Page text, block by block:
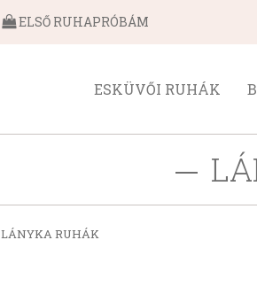
ELSŐ RUHAPRÓBÁM
ESKÜVŐI RUHÁK
LÁNYKA RUHÁK